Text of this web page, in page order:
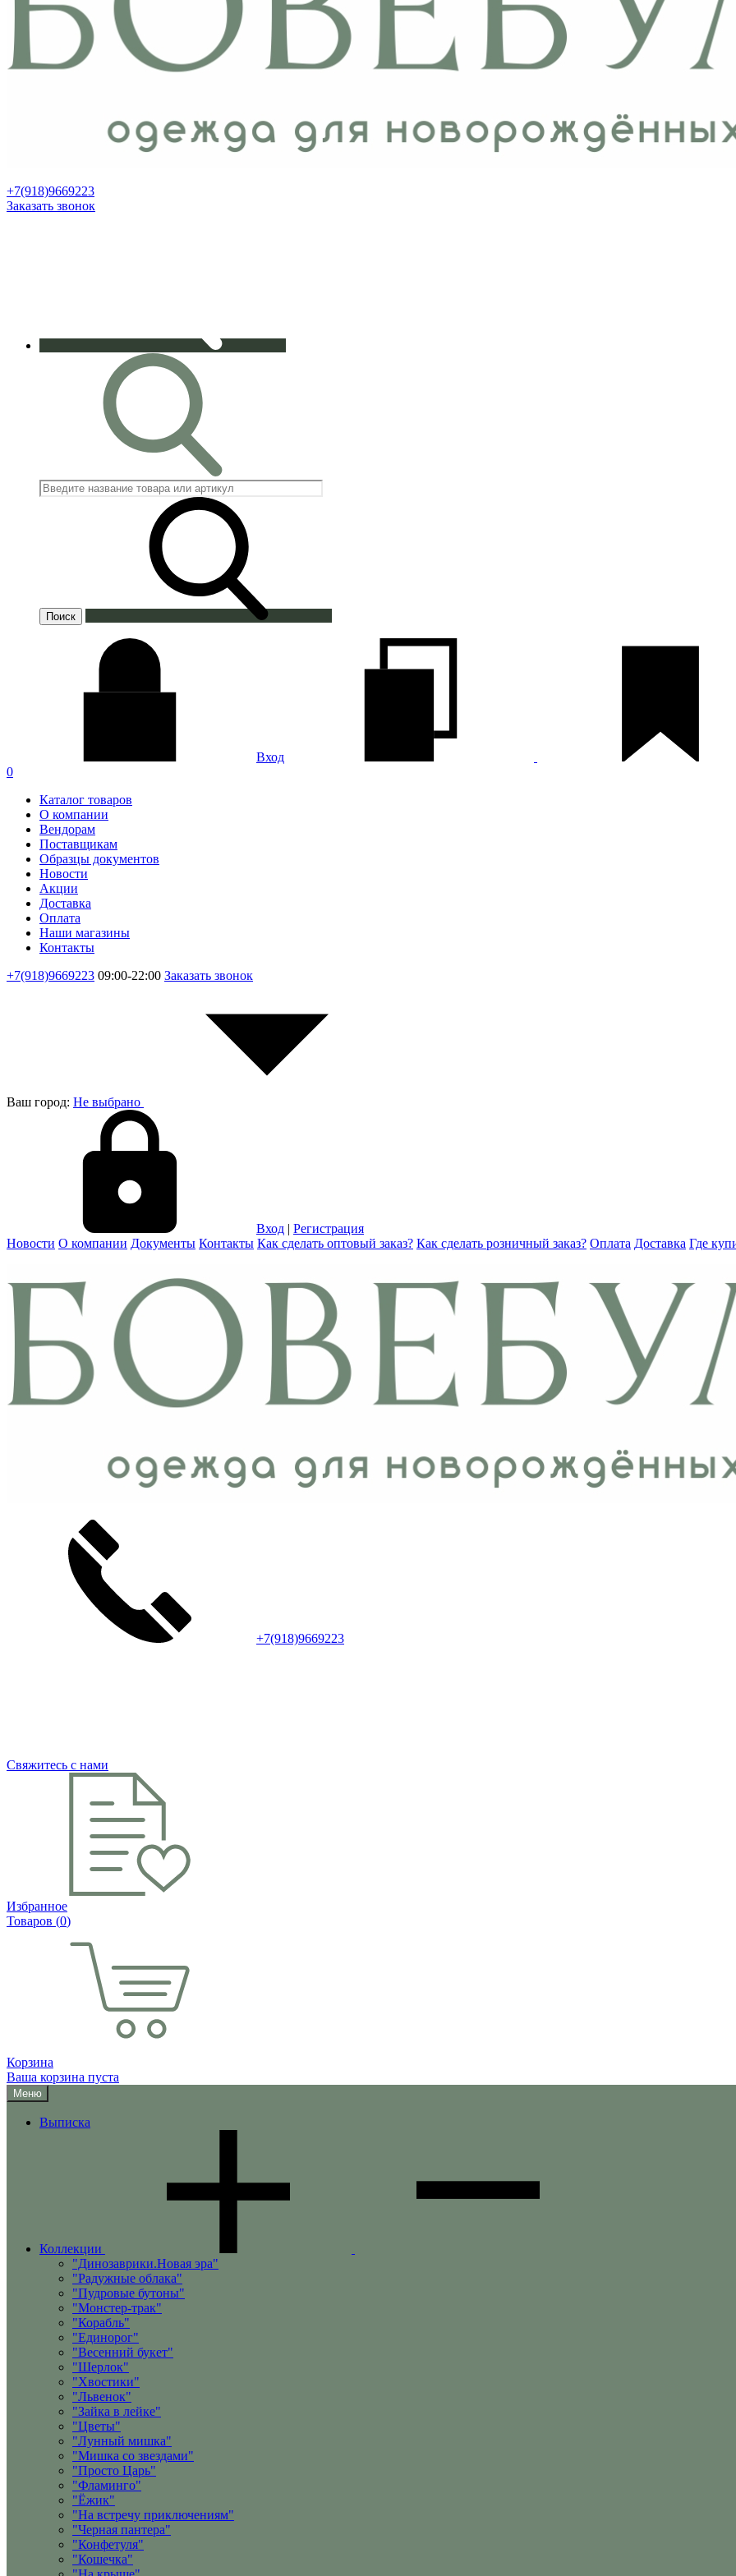
+7(918)9669223
Заказать звонок
Вход
0
Каталог товаров
О компании
Вендорам
Поставщикам
Образцы документов
Новости
Акции
Доставка
Оплата
Наши магазины
Контакты
+7(918)9669223 09:00-22:00 Заказать звонок
Ваш город: Не выбрано
Вход | Регистрация
Новости О компании Документы Контакты Как сделать оптовый заказ? Как сделать розничный заказ? Оплата Доставка Где
+7(918)9669223
Свяжитесь с нами
Избранное
Товаров (0)
Корзина
Ваша корзина пуста
Меню
Выписка
Коллекции
"Динозаврики.Новая эра"
"Радужные облака"
"Пудровые бутоны"
"Монстер-трак"
"Корабль"
"Единорог"
"Весенний букет"
"Шерлок"
"Хвостики"
"Львенок"
"Зайка в лейке"
"Цветы"
"Лунный мишка"
"Мишка со звездами"
"Просто Царь"
"Фламинго"
"Ёжик"
"На встречу приключениям"
"Черная пантера"
"Конфетуля"
"Кошечка"